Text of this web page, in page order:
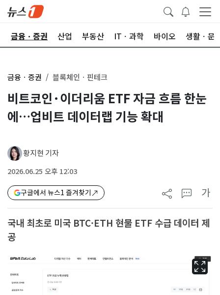
금융ㆍ증권 산업 부동산 ITㆍ과학 바이오 생활ㆍ문
금융ㆍ증권 블록체인ㆍ핀테크
비트코인·이더리움 ETF 자금 흐름 한눈
에…업비트 데이터랩 기능 확대
황지현 기자
2026.06.25 오후 12:03
구글에서 뉴스1 즐겨찾기 가
국내 최초로 미국 BTC·ETH 현물 ETF 수급 데이터 제
공